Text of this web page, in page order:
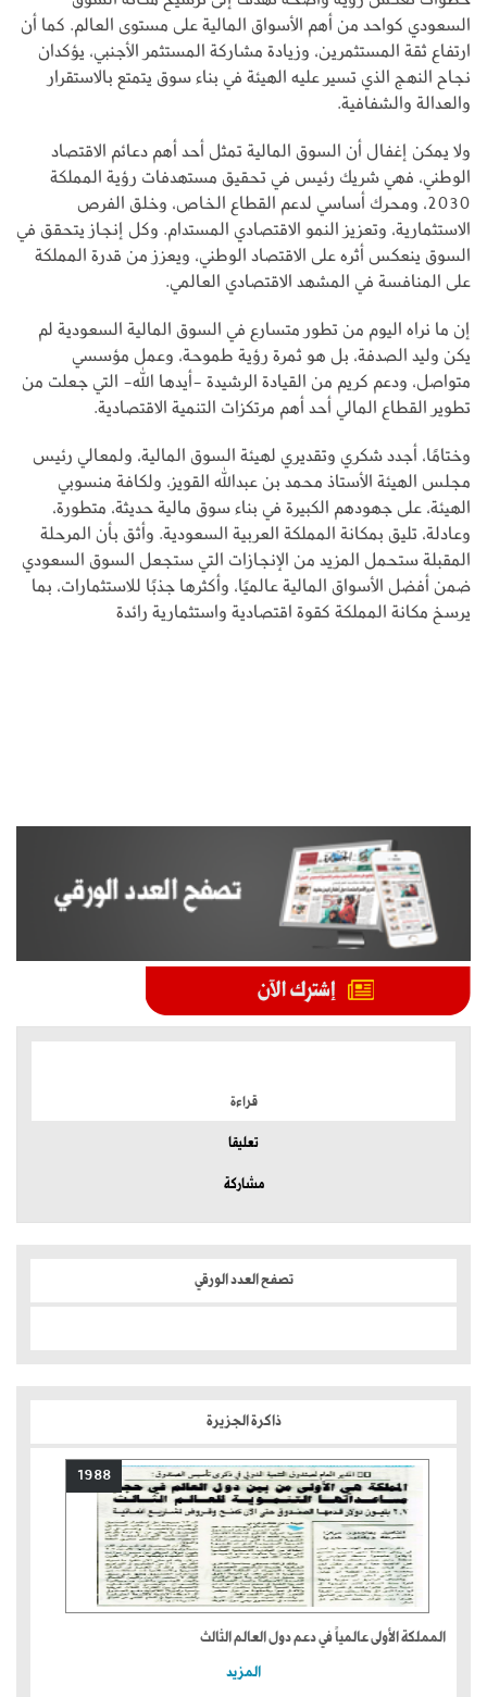
السعودي كواحد من أهم الأسواق المالية على مستوى العالم. كما أن
ارتفاع ثقة المستثمرين، وزيادة مشاركة المستثمر الأجنبي، يؤكدان
نجاح النهج الذي تسير عليه الهيئة في بناء سوق يتمتع بالاستقرار
والعدالة والشفافية.
ولا يمكن إغفال أن السوق المالية تمثل أحد أهم دعائم الاقتصاد
الوطني، فهي شريك رئيس في تحقيق مستهدفات رؤية المملكة
2030، ومحرك أساسي لدعم القطاع الخاص، وخلق الفرص
الاستثمارية، وتعزيز النمو الاقتصادي المستدام. وكل إنجاز يتحقق في
السوق ينعكس أثره على الاقتصاد الوطني، ويعزز من قدرة المملكة
على المنافسة في المشهد الاقتصادي العالمي.
إن ما نراه اليوم من تطور متسارع في السوق المالية السعودية لم
يكن وليد الصدفة، بل هو ثمرة رؤية طموحة، وعمل مؤسسي
متواصل، ودعم كريم من القيادة الرشيدة -أيدها الله- التي جعلت من
تطوير القطاع المالي أحد أهم مرتكزات التنمية الاقتصادية.
وختامًا، أجدد شكري وتقديري لهيئة السوق المالية، ولمعالي رئيس
مجلس الهيئة الأستاذ محمد بن عبدالله القويز، ولكافة منسوبي
الهيئة، على جهودهم الكبيرة في بناء سوق مالية حديثة، متطورة،
وعادلة، تليق بمكانة المملكة العربية السعودية. وأثق بأن المرحلة
المقبلة ستحمل المزيد من الإنجازات التي ستجعل السوق السعودي
ضمن أفضل الأسواق المالية عالميًا، وأكثرها جذبًا للاستثمارات، بما
يرسخ مكانة المملكة كقوة اقتصادية واستثمارية رائدة
قراءة
تعليقا
مشاركة
تصفح العدد الورقي
ذاكرة الجزيرة
1988
المملكة الأولى عالمياً في دعم دول العالم الثالث
المزيد